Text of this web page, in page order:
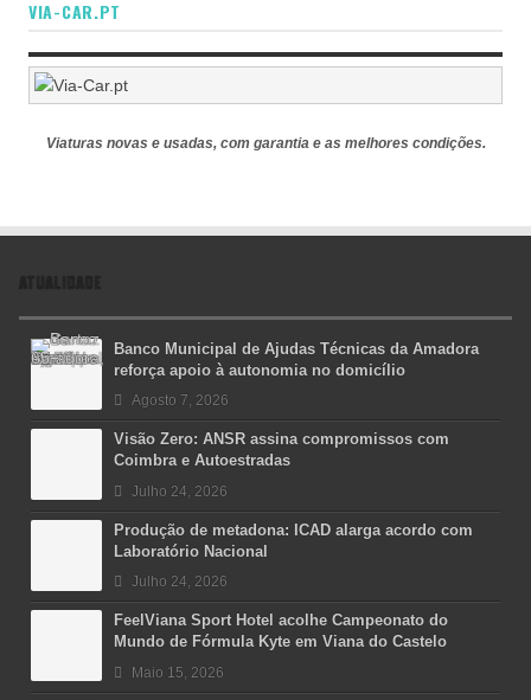
VIA-CAR.PT
Viaturas novas e usadas, com garantia e as melhores condições.
ATUALIDADE
Banco Municipal de Ajudas Técnicas da Amadora
reforça apoio à autonomia no domicílio
Agosto 7, 2026
Visão Zero: ANSR assina compromissos com
Coimbra e Autoestradas
Julho 24, 2026
Produção de metadona: ICAD alarga acordo com
Laboratório Nacional
Julho 24, 2026
FeelViana Sport Hotel acolhe Campeonato do
Mundo de Fórmula Kyte em Viana do Castelo
Maio 15, 2026